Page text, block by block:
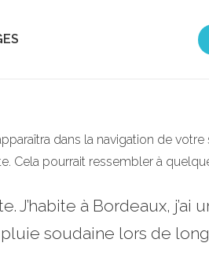
dans la navigation de
Cela pourrait ressembler à
à Bordeaux, j’ai
pluie soudaine lors de